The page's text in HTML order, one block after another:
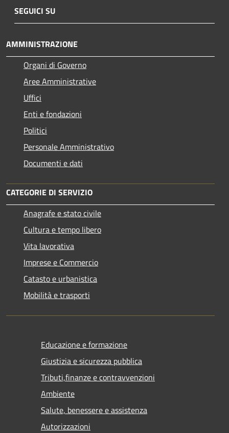
SEGUICI SU
AMMINISTRAZIONE
Organi di Governo
Aree Amministrative
Uffici
Enti e fondazioni
Politici
Personale Amministrativo
Documenti e dati
CATEGORIE DI SERVIZIO
Anagrafe e stato civile
Cultura e tempo libero
Vita lavorativa
Imprese e Commercio
Catasto e urbanistica
Mobilità e trasporti
Educazione e formazione
Giustizia e sicurezza pubblica
Tributi,finanze e contravvenzioni
Ambiente
Salute, benessere e assistenza
Autorizzazioni